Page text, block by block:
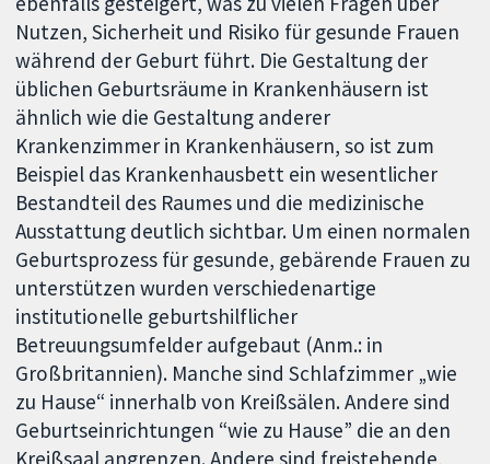
Nutzen, Sicherheit und Risiko für gesunde Frauen
während der Geburt führt. Die Gestaltung der
üblichen Geburtsräume in Krankenhäusern ist
ähnlich wie die Gestaltung anderer
Krankenzimmer in Krankenhäusern, so ist zum
Beispiel das Krankenhausbett ein wesentlicher
Bestandteil des Raumes und die medizinische
Ausstattung deutlich sichtbar. Um einen normalen
Geburtsprozess für gesunde, gebärende Frauen zu
unterstützen wurden verschiedenartige
institutionelle geburtshilflicher
Betreuungsumfelder aufgebaut (Anm.: in
Großbritannien). Manche sind Schlafzimmer „wie
zu Hause“ innerhalb von Kreißsälen. Andere sind
Geburtseinrichtungen “wie zu Hause” die an den
Kreißsaal angrenzen. Andere sind freistehende,